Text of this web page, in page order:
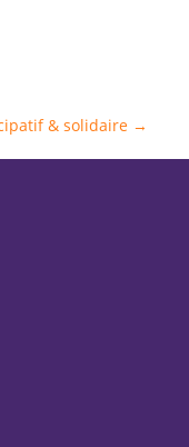
& solidaire →